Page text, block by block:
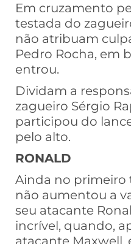
Em cruzamento
testada do
não atribuam
Pedro Rocha, em
entrou.
Dividam a
zagueiro Sérgio
participou do
pelo alto.
RONALD
Ainda no primeiro
não aumentou a
seu atacante
incrível, quando,